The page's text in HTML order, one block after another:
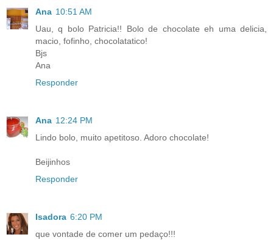
Ana 10:51 AM
Uau, q bolo Patricia!! Bolo de chocolate eh uma delicia,
macio, fofinho, chocolatatico!
Bjs
Ana
Responder
Ana 12:24 PM
Lindo bolo, muito apetitoso. Adoro chocolate!
Beijinhos
Responder
Isadora 6:20 PM
que vontade de comer um pedaço!!!